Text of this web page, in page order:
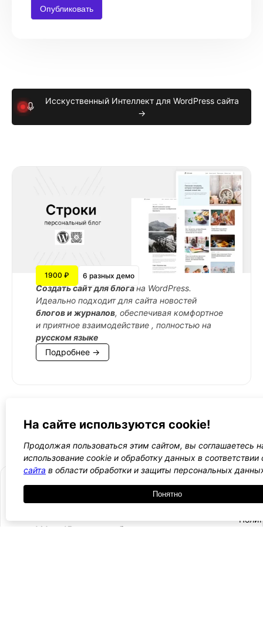
Исскуственный Интеллект для WordPress сайта
→
1900 ₽ 6 разных демо
Cоздать сайт для блогана WordPress.
Идеально подходит для сайта новостей
блогов и журналов, обеспечивая комфортное
и приятное взаимодействие , полностью на
русском языке
Подробнее →
Все WordPress шаблоны →
WordPress лаборатория
-
-
На сайте используются cookie!
Продолжая пользоваться этим сайтом, вы соглашаетесь
использование cookie и обработку данных в соответствии
сайта в области обработки и защиты персональных
Понятно